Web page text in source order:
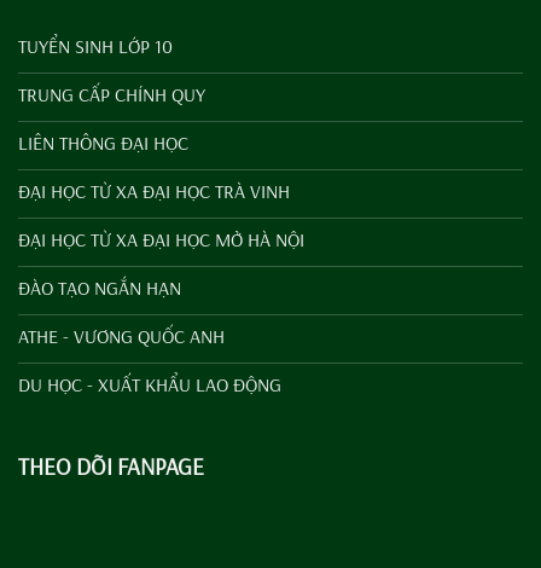
TUYỂN SINH LỚP 10
TRUNG CẤP CHÍNH QUY
LIÊN THÔNG ĐẠI HỌC
ĐẠI HỌC TỪ XA ĐẠI HỌC TRÀ VINH
ĐẠI HỌC TỪ XA ĐẠI HỌC MỞ HÀ NỘI
ĐÀO TẠO NGẮN HẠN
ATHE - VƯƠNG QUỐC ANH
DU HỌC - XUẤT KHẨU LAO ĐỘNG
THEO DÕI FANPAGE